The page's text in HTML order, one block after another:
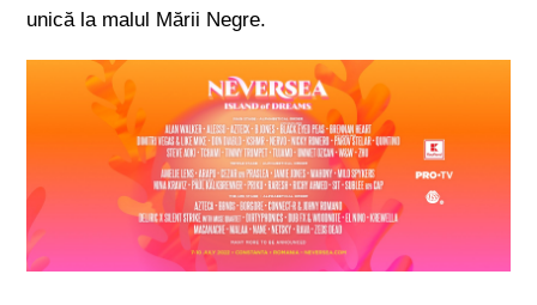
unică la malul Mării Negre.